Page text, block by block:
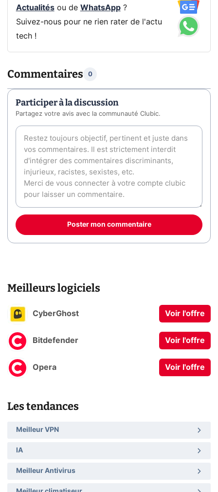
Actualitésou de WhatsApp?
Suivez-nous pour ne rien rater de l'actu
tech !
Commentaires 0
Participer à la discussion
Partagez votre avis avec la communauté Clubic.
Poster mon commentaire
Meilleurs logiciels
CyberGhost Voir l'offre
Bitdefender Voir l'offre
Opera Voir l'offre
Les tendances
Meilleur VPN
IA
Meilleur Antivirus